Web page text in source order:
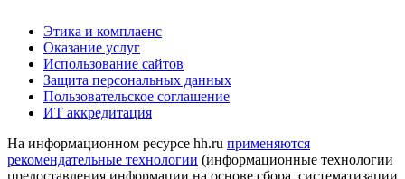
Этика и комплаенс
Оказание услуг
Использование сайтов
Защита персональных данных
Пользовательское соглашение
ИТ аккредитация
На информационном ресурсе hh.ru применяются
рекомендательные технологии (информационные технологии